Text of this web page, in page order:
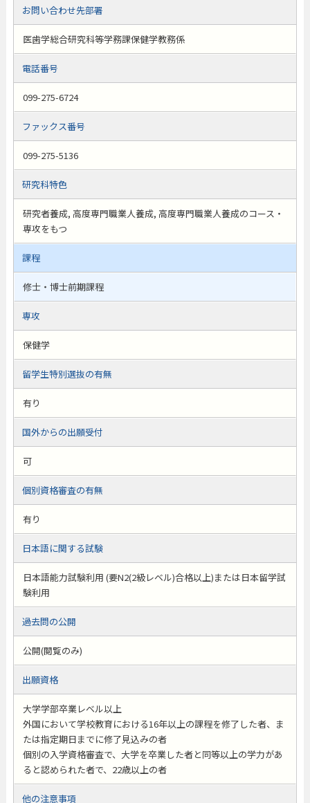
お問い合わせ先部署
医歯学総合研究科等学務課保健学教務係
電話番号
099-275-6724
ファックス番号
099-275-5136
研究科特色
研究者養成, 高度専門職業人養成, 高度専門職業人養成のコース・
専攻をもつ
課程
修士・博士前期課程
専攻
保健学
留学生特別選抜の有無
有り
国外からの出願受付
可
個別資格審査の有無
有り
日本語に関する試験
日本語能力試験利用 (要N2(2級レベル)合格以上)または日本留学試
験利用
過去問の公開
公開(閲覧のみ)
出願資格
大学学部卒業レベル以上
外国において学校教育における16年以上の課程を修了した者、ま
たは指定期日までに修了見込みの者
個別の入学資格審査で、大学を卒業した者と同等以上の学力があ
ると認められた者で、22歳以上の者
他の注意事項